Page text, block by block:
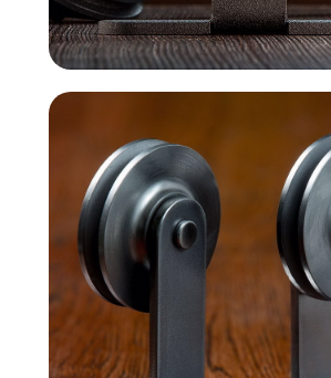
© 2015-2026 Все права защищены. Не является офертой,
• Политика обработки персональных данных
ИНН 772071865424
Купить межкомнатные распашные двери, входные двери, амбарные
двери, раздвижные двери, подвесные двери, интерьерные картины,
стеновые панели, лофт мебель с доставкой во все города России:
Москва, Санкт-Петербург, Екатеринбург, Новосибирск, Нижний
Новгород, Самара, Сургут, Казань, Омск, Челябинск, Ростов-на-
Дону, Уфа, Волгоград, Пермь, Красноярск, Воронеж, Краснодар,
Пенза, Рязань, Саратов, Тольятти, Волгоград, Астрахань,
Владивосток, Ярославль, Ульяновск, Барнаул, Иркутск, Тюмень,
Хабаровск, Новокузнецк, Оренбург, Кемерово, Ижевск, Томск,
Набережные Челны, Липецк Казахстан, Алматы, Астана, Павлодар,
• Карта сайта